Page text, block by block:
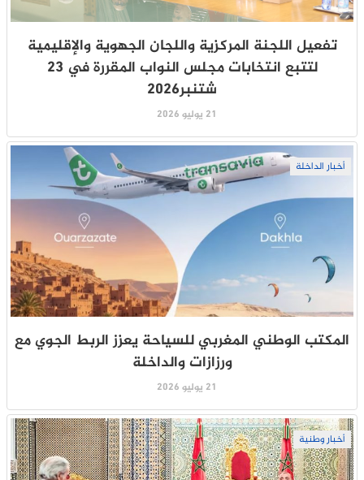
تفعيل اللجنة المركزية واللجان الجهوية والإقليمية
لتتبع انتخابات مجلس النواب المقررة في 23
شتنبر2026
21 يوليو 2026
أخبار الداخلة
المكتب الوطني المغربي للسياحة يعزز الربط الجوي مع
ورزازات والداخلة
21 يوليو 2026
أخبار وطنية